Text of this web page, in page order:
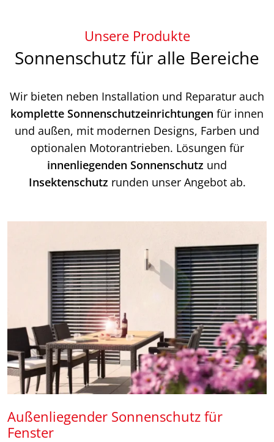
Unsere Produkte
Sonnenschutz für alle Bereiche
Wir bieten neben Installation und Reparatur auch
komplette Sonnenschutzeinrichtungen für innen
und außen, mit modernen Designs, Farben und
optionalen Motorantrieben. Lösungen für
innenliegenden Sonnenschutz und
Insektenschutz runden unser Angebot ab.
Außenliegender Sonnenschutz für
Fenster